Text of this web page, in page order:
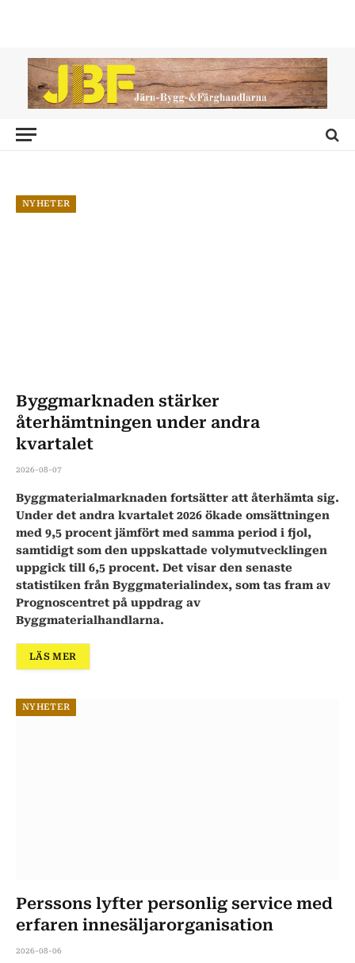
NYHETER
Byggmarknaden stärker
återhämtningen under andra
kvartalet
2026-08-07
Byggmaterialmarknaden fortsätter att återhämta sig.
Under det andra kvartalet 2026 ökade omsättningen
med 9,5 procent jämfört med samma period i fjol,
samtidigt som den uppskattade volymutvecklingen
uppgick till 6,5 procent. Det visar den senaste
statistiken från Byggmaterialindex, som tas fram av
Prognoscentret på uppdrag av
Byggmaterialhandlarna.
LÄS MER
NYHETER
Perssons lyfter personlig service med
erfaren innesäljarorganisation
2026-08-06